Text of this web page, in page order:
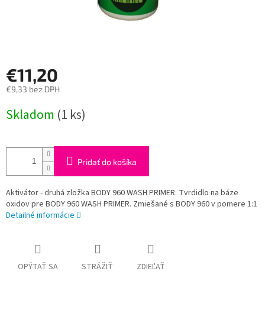
€11,20
€9,33 bez DPH
cena:
Skladom (1 ks)
Pridať do košíka
Aktivátor - druhá zložka BODY 960 WASH PRIMER. Tvrdidlo na báze
oxidov pre BODY 960 WASH PRIMER. Zmiešané s BODY 960 v pomere 1:1
Detailné informácie
OPÝTAŤ SA STRÁŽIŤ ZDIEĽAŤ